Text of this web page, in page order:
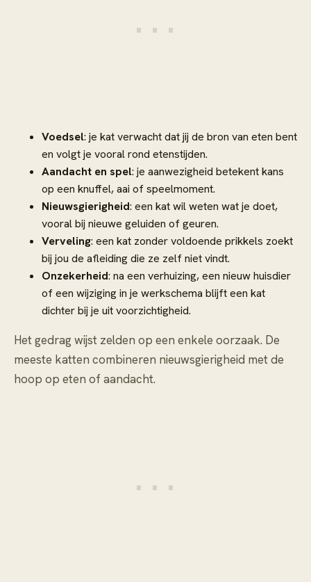
Voedsel: je kat verwacht dat jij de bron van eten bent
en volgt je vooral rond etenstijden.
Aandacht en spel: je aanwezigheid betekent kans
op een knuffel, aai of speelmoment.
Nieuwsgierigheid: een kat wil weten wat je doet,
vooral bij nieuwe geluiden of geuren.
Verveling: een kat zonder voldoende prikkels zoekt
bij jou de afleiding die ze zelf niet vindt.
Onzekerheid: na een verhuizing, een nieuw huisdier
of een wijziging in je werkschema blijft een kat
dichter bij je uit voorzichtigheid.
Het gedrag wijst zelden op een enkele oorzaak. De
meeste katten combineren nieuwsgierigheid met de
hoop op eten of aandacht.